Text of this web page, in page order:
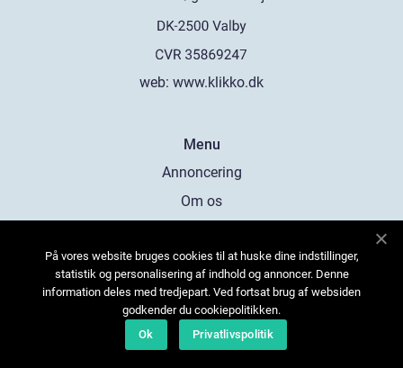
web: www.klikko.dk
Menu
Annoncering
Om os
Kontakt os
Sitemap
På vores website bruges cookies til at huske dine indstillinger,
statistik og personalisering af indhold og annoncer. Denne
information deles med tredjepart. Ved fortsat brug af websiden
godkender du cookiepolitikken.
Ok
Privatlivspolitik